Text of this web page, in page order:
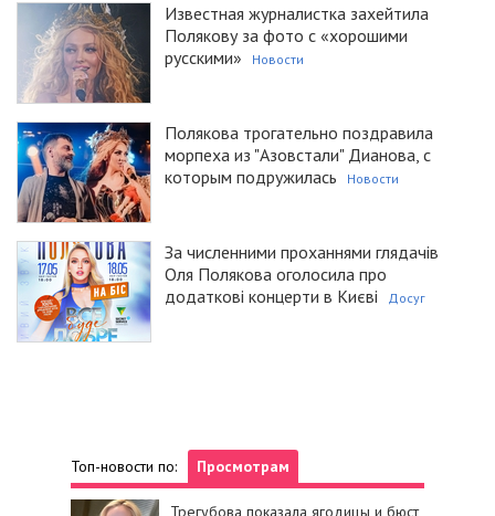
Известная журналистка захейтила
Полякову за фото с «хорошими
русскими»
Новости
Полякова трогательно поздравила
морпеха из "Азовстали" Дианова, с
которым подружилась
Новости
За численними проханнями глядачів
Оля Полякова оголосила про
додаткові концерти в Києві
Досуг
Топ-новости по: Просмотрам